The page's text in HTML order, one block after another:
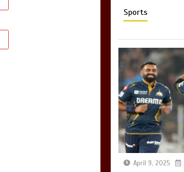
Sports
April 9, 2025